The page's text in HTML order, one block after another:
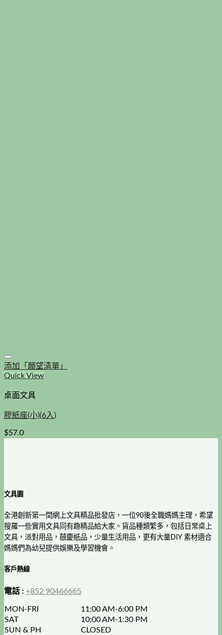
添加「願望清單」
Quick View
桌面文具
膠紙座(小)(6入)
$57.0
文具園
全港創新第一間網上文具精品批發店，一位90後全職媽媽主理，希望
搜羅一些實用文具同有趣精品給大家。貨品種類繁多，包括日常桌上
文具，派對用品，囍慶紙品，少量生活用品，更有大量DIY 素材適合
媽媽們為幼兒提供娛樂及學習機會。
客戶熱線
電話 : +852 90466665
MON-FRI
11:00 AM-6:00 PM
SAT
10:00 AM-1:30 PM
SUN & PH
CLOSED